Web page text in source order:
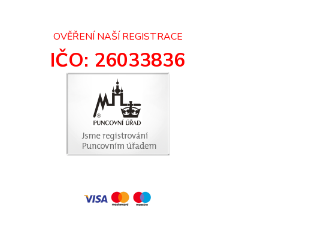
OVĚŘENÍ NAŠÍ REGISTRACE
IČO: 26033836